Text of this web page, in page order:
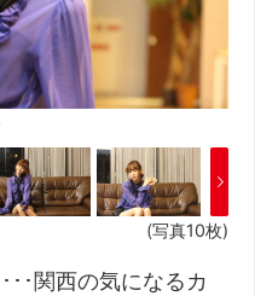
(写真10枚)
･･関西の気になるカ